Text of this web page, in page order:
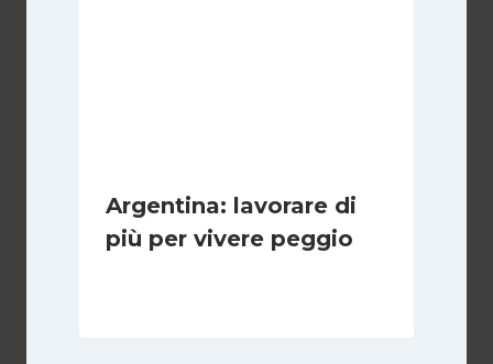
Argentina: lavorare di
più per vivere peggio